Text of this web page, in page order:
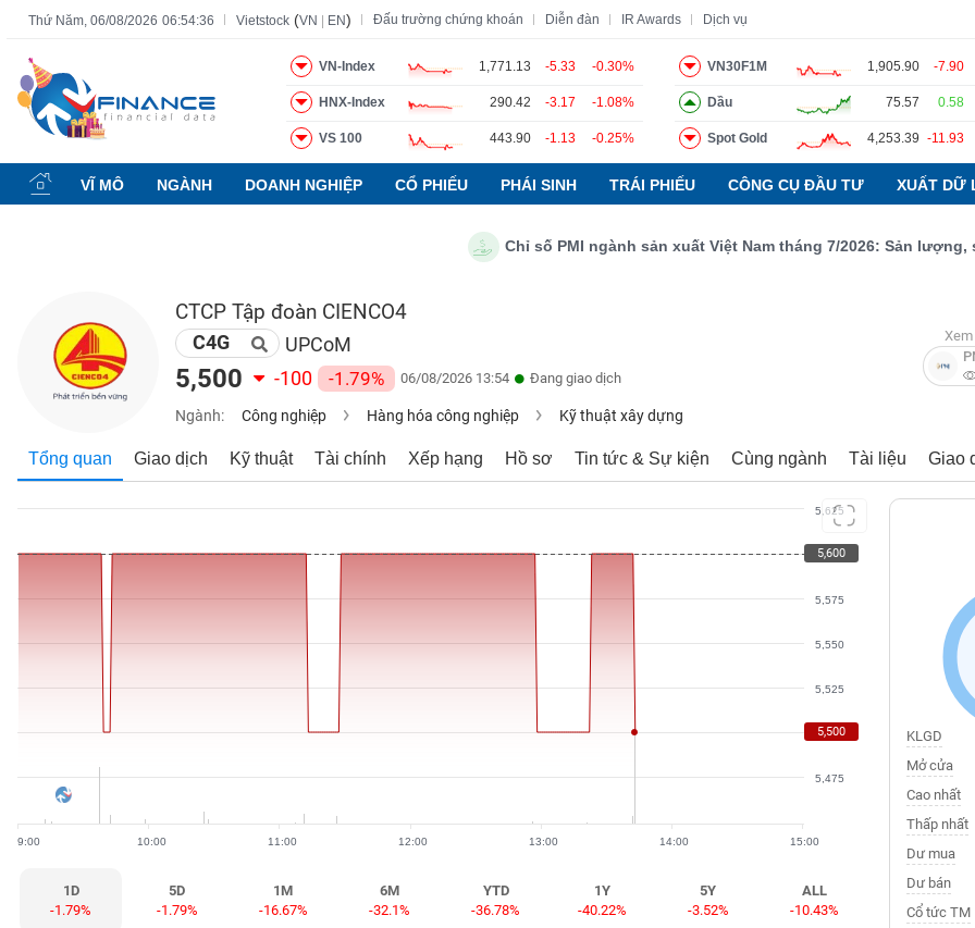
Thứ Năm, 06/08/2026 06:54:37 Vietstock (VN EN) Đấu trường chứng khoán Diễn đàn IR Awards Dịch vụ
VN-Index 1,771.13 -5.33 -0.30%
HNX-Index 290.42 -3.17 -1.08%
VS 100 443.90 -1.13 -0.25%
VN30F1M 1,905.90 -7.90
Dầu 75.57 0.58
Spot Gold 4,253.39 -11.93
VĨ MÔ NGÀNH DOANH NGHIỆP CỔ PHIẾU PHÁI SINH TRÁI PHIẾU CÔNG CỤ ĐẦU TƯ XUẤT DỮ
Chỉ số PMI ngành sản xuất Việt Nam tháng 7/2026: Sản lượng, số
CTCP Tập đoàn CIENCO4
C4G UPCoM
5,500 -100 -1.79% 06/08/2026 13:54 Đang giao dịch
Ngành: Công nghiệp Hàng hóa công nghiệp Kỹ thuật xây dựng
Tổng quan Giao dịch Kỹ thuật Tài chính Xếp hạng Hồ sơ Tin tức & Sự kiện Cùng ngành Tài liệu Giao
5,600
5,475
5,500
5,525
5,550
5,575
5,625
9:00 10:00 11:00 12:00 13:00 14:00 15:00
5,600
5,500
1D
-1.79%
5D
-1.79%
1M
-16.67%
6M
-32.1%
YTD
-36.78%
1Y
-40.22%
5Y
-3.52%
ALL
-10.43%
KLGD
Mở cửa
Cao nhất
Thấp nhất
Dư mua
Dư bán
Cổ tức TM
Tất cả Tính năng Ngành Mã chứng khoán Lãnh đạo Báo cáo phân tích Thuật ngữ
Tính
năng
(-)
CHỨNG
KHOÁN
NGHIỆP
ĐỘNG
HÓA